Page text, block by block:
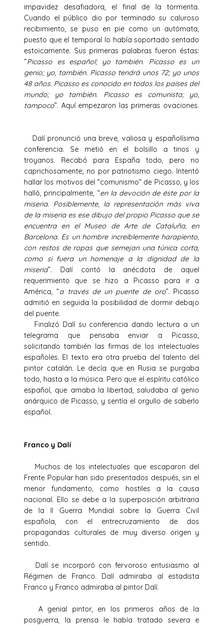
impavidez desafiadora, el final de la tormenta.
Cuando el público dio por terminado su caluroso
recibimiento, se puso en pie como un autómata,
puesto que el temporal lo había soportado sentado
estoicamente. Sus primeras palabras fueron éstas:
“Picasso es español; yo también. Picasso es un
genio; yo, también. Picasso tendrá unos 72; yo unos
48 años. Picasso es conocido en todos los países del
mundo; yo también. Picasso es comunista; yo,
tampoco”. Aquí empezaron las primeras ovaciones.
Dalí pronunció una breve, valiosa y españolísima
conferencia. Se metió en el bolsillo a tirios y
troyanos. Recabó para España todo, pero no
caprichosamente; no por patriotismo ciego. Intentó
hallar los motivos del “comunismo” de Picasso, y los
halló, principalmente, “en la devoción de éste por la
miseria. Posiblemente, la representación más viva
de la miseria es ese dibujo del propio Picasso que se
encuentra en el Museo de Arte de Cataluña, en
Barcelona. Es un hombre increíblemente harapiento,
con restos de ropas que semejan una túnica corta,
como si fuera un homenaje a la dignidad de la
miseria”. Dalí contó la anécdota de aquel
requerimiento que se hizo a Picasso para ir a
América, “a través de un puente de oro”. Picasso
admitió en seguida la posibilidad de dormir debajo
del puente.
Finalizó Dalí su conferencia dando lectura a un
telegrama que pensaba enviar a Picasso,
solicitando también las firmas de los intelectuales
españoles. El texto era otra prueba del talento del
pintor catalán. Le decía que en Rusia se purgaba
todo, hasta a la música. Pero que el espíritu católico
español, que amaba la libertad, saludaba al genio
anárquico de Picasso, y sentía el orgullo de saberlo
español.
Franco y Dalí
Muchos de los intelectuales que escaparon del
Frente Popular han sido presentados después, sin el
menor fundamento, como hostiles a la causa
nacional. Ello se debe a la superposición arbitraria
de la II Guerra Mundial sobre la Guerra Civil
española, con el entrecruzamiento de dos
propagandas culturales de muy diverso origen y
sentido.
Dalí se incorporó con fervoroso entusiasmo al
Régimen de Franco. Dalí admiraba al estadista
Franco y Franco admiraba al pintor Dalí.
A genial pintor, en los primeros años de la
posguerra, la prensa le había tratado severa e